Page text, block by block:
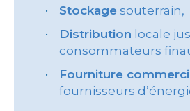
Stockage souterrain,
Distribution locale
consommateurs
Fourniture
fournisseurs